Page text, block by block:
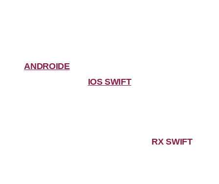
ANDROIDE
IOS SWIFT
RX SWIFT